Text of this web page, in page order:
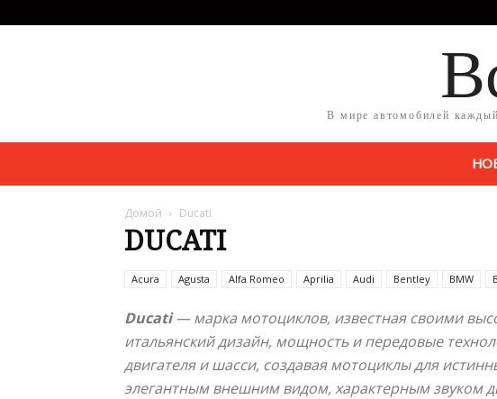
В мире автомобилей
Домой Ducati
DUCATI
Acura Agusta Alfa Romeo Aprilia Audi Bentley BMW
Ducati— марка мотоциклов, известная своими
итальянский дизайн, мощность и передовые
двигателя и шасси, создавая мотоциклы для
элегантным внешним видом, характерным звуком